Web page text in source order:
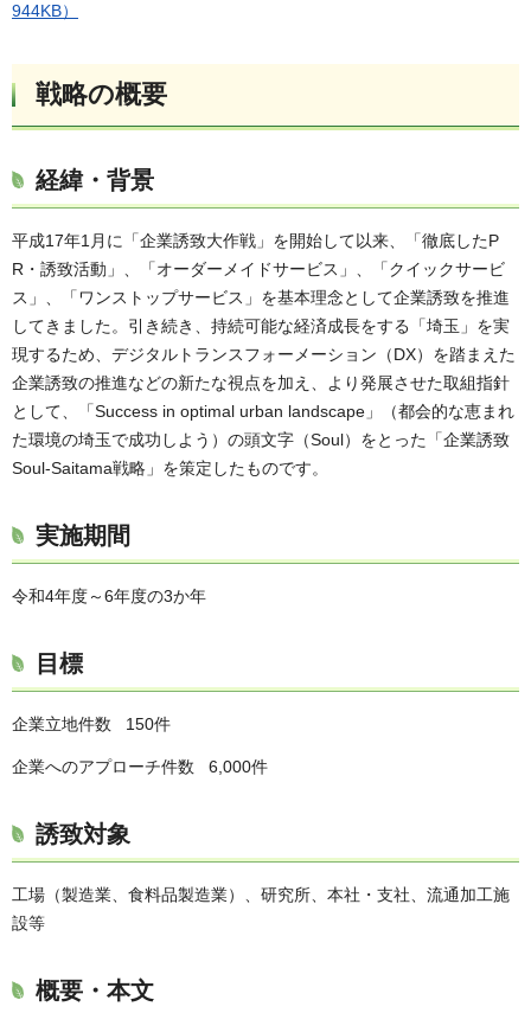
944KB）
戦略の概要
経緯・背景
平成17年1月に「企業誘致大作戦」を開始して以来、「徹底したP
R・誘致活動」、「オーダーメイドサービス」、「クイックサービ
ス」、「ワンストップサービス」を基本理念として企業誘致を推進
してきました。引き続き、持続可能な経済成長をする「埼玉」を実
現するため、デジタルトランスフォーメーション（DX）を踏まえた
企業誘致の推進などの新たな視点を加え、より発展させた取組指針
として、「Success in optimal urban landscape」（都会的な恵まれ
た環境の埼玉で成功しよう）の頭文字（Soul）をとった「企業誘致
Soul-Saitama戦略」を策定したものです。
実施期間
令和4年度～6年度の3か年
目標
企業立地件数 150件
企業へのアプローチ件数 6,000件
誘致対象
工場（製造業、食料品製造業）、研究所、本社・支社、流通加工施
設等
概要・本文